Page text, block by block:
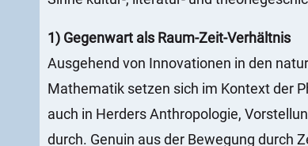
1) Gegenwart als Raum-Zeit-Verhältnis
Ausgehend von Innovationen in den
Mathematik setzen sich im Kontext der
auch in Herders Anthropologie,
durch. Genuin aus der Bewegung durch